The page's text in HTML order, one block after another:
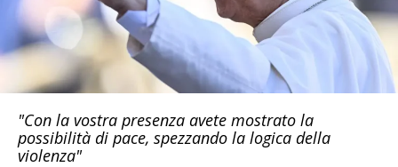
"Con la vostra presenza avete mostrato la
possibilità di pace, spezzando la logica della
violenza"